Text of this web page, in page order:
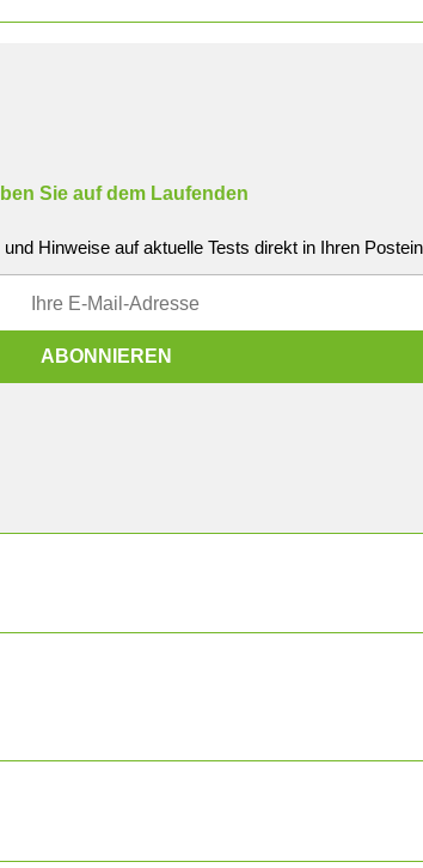
Sie auf dem Laufenden
Hinweise auf aktuelle Tests direkt in Ihren